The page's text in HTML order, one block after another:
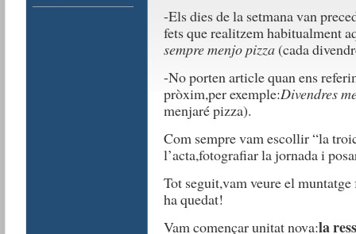
-Els dies de la setmana van
fets que realitzem habitualment
sempre menjo pizza (cada
-No porten article quan ens
pròxim,per exemple:Divendres
menjaré pizza).
Com sempre vam escollir “la
l’acta,fotografiar la jornada i
Tot seguit,vam veure el
ha quedat!
Vam començar unitat nova:la